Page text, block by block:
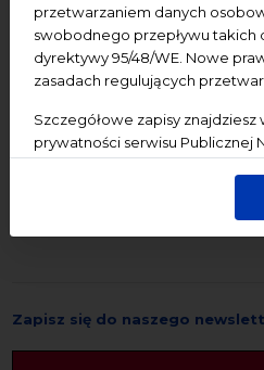
przetwarzaniem danych
swobodnego przepływu takich
dyrektywy 95/48/WE. Nowe
zasadach regulujących
Szczegółowe zapisy
prywatności serwisu Publicznej
dane są przetwarzane w
Feel invited to hit theYou
Zapisz się do naszego